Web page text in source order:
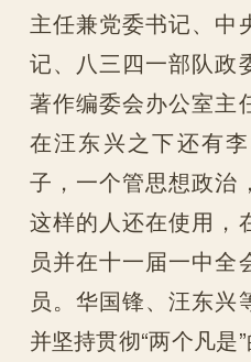
主任兼党委书记、中
记、八三四一部队政
著作编委会办公室主
在汪东兴之下还有
子，一个管思想政治
这样的人还在使用，
员并在十一届一中全
员。华国锋、汪东兴
并坚持贯彻“两个凡是